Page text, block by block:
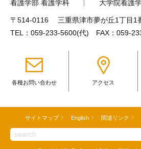
看護学部 看護学科 大学院看護
〒514-0116 三重県津市夢が丘1丁目1
TEL： 059-233-5600(代) FAX：059-
各種お問い合わせ アクセス
サイトマップ English 関連リンク